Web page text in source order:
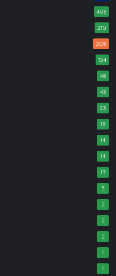
406
210
208
154
48
43
23
18
14
14
13
5
2
2
2
1
1